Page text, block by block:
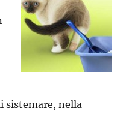
sistemare, nella